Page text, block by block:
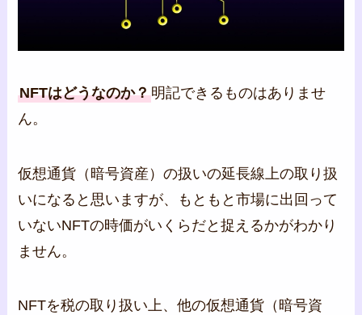
NFTはどうなのか？明記できるものはありませ
ん。
仮想通貨（暗号資産）の扱いの延長線上の取り扱
いになると思いますが、もともと市場に出回って
いないNFTの時価がいくらだと捉えるかがわかり
ません。
NFTを税の取り扱い上、他の仮想通貨（暗号資